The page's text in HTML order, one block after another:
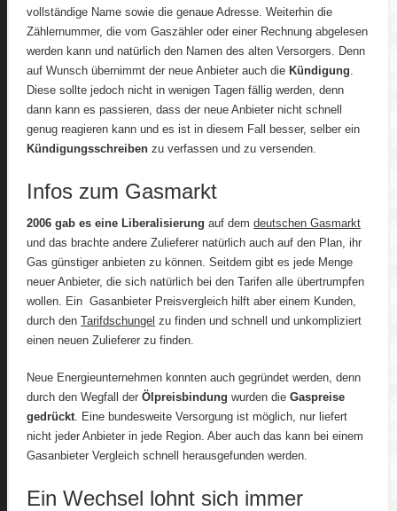
vollständige Name sowie die genaue Adresse. Weiterhin die
Zählernummer, die vom Gaszähler oder einer Rechnung abgelesen
werden kann und natürlich den Namen des alten Versorgers. Denn
auf Wunsch übernimmt der neue Anbieter auch die Kündigung
Diese sollte jedoch nicht in wenigen Tagen fällig werden, denn
dann kann es passieren, dass der neue Anbieter nicht schnell
genug reagieren kann und es ist in diesem Fall besser, selber ein
Kündigungsschreiben zu verfassen und zu versenden.
Infos zum Gasmarkt
2006 gab es eine Liberalisierung auf demdeutschen Gasmarkt
und das brachte andere Zulieferer natürlich auch auf den Plan, ihr
Gas günstiger anbieten zu können. Seitdem gibt es jede Menge
neuer Anbieter, die sich natürlich bei den Tarifen alle übertrumpfen
wollen. Ein Gasanbieter Preisvergleich hilft aber einem Kunden,
durch denTarifdschungel zu finden und schnell und unkompliziert
einen neuen Zulieferer zu finden.
Neue Energieunternehmen konnten auch gegründet werden, denn
durch den Wegfall derÖlpreisbindung wurden dieGaspreise
gedrückt . Eine bundesweite Versorgung ist möglich, nur liefert
nicht jeder Anbieter in jede Region. Aber auch das kann bei einem
Gasanbieter Vergleich schnell herausgefunden werden.
Ein Wechsel lohnt sich immer